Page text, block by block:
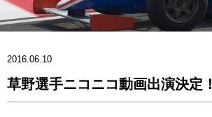
2016.06.10
草野選手ニコニコ動画出演決定！